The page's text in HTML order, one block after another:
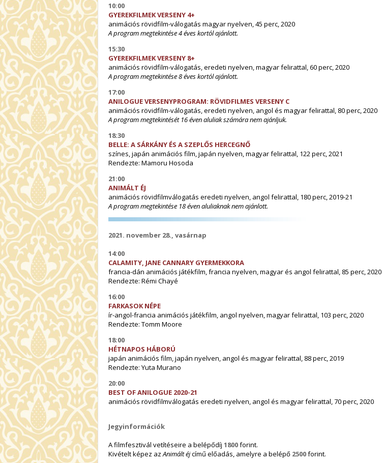
10:00
GYEREKFILMEK VERSENY 4+
animációs rövidfilm-válogatás magyar nyelven, 45 perc, 2020
A program megtekintése 4 éves kortól ajánlott.
15:30
GYEREKFILMEK VERSENY 8+
animációs rövidfilm-válogatás, eredeti nyelven, magyar felirattal, 60 perc, 2020
A program megtekintése 8 éves kortól ajánlott.
17:00
ANILOGUE VERSENYPROGRAM: RÖVIDFILMES VERSENY C
animációs rövidfilm-válogatás, eredeti nyelven, angol és magyar felirattal, 80 perc, 2020
A program megtekintését 16 éven aluliak számára nem ajánljuk.
18:30
BELLE: A SÁRKÁNY ÉS A SZEPLŐS HERCEGNŐ
színes, japán animációs film, japán nyelven, magyar felirattal, 122 perc, 2021
Rendezte: Mamoru Hosoda
21:00
ANIMÁLT ÉJ
animációs rövidfilmválogatás eredeti nyelven, angol felirattal, 180 perc, 2019-21
A program megtekintése 18 éven aluliaknak nem ajánlott.
2021. november 28., vasárnap
14:00
CALAMITY, JANE CANNARY GYERMEKKORA
francia-dán animációs játékfilm, francia nyelven, magyar és angol felirattal, 85 perc, 2020
Rendezte: Rémi Chayé
16:00
FARKASOK NÉPE
ír-angol-francia animációs játékfilm, angol nyelven, magyar felirattal, 103 perc, 2020
Rendezte: Tomm Moore
18:00
HÉTNAPOS HÁBORÚ
japán animációs film, japán nyelven, angol és magyar felirattal, 88 perc, 2019
Rendezte: Yuta Murano
20:00
BEST OF ANILOGUE 2020-21
animációs rövidfilmválogatás eredeti nyelven, angol és magyar felirattal, 70 perc, 2020
Jegyinformációk
A filmfesztivál vetítéseire a belépődíj 1800forint.
Kivételt képez az Animált éjcímű előadás, amelyre a belépő 2500forint.